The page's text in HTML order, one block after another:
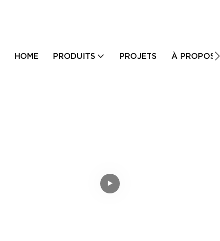
HOME PRODUITS PROJETS À PROPOS